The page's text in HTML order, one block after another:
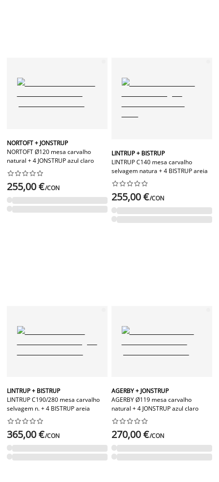
NORTOFT + JONSTRUP
NORTOFT Ø120 mesa carvalho
natural + 4 JONSTRUP azul claro






255,00 €/CON
LINTRUP + BISTRUP
LINTRUP C140 mesa carvalho
selvagem natura + 4 BISTRUP areia






255,00 €/CON
LINTRUP + BISTRUP
LINTRUP C190/280 mesa carvalho
selvagem n. + 4 BISTRUP areia






365,00 €/CON
AGERBY + JONSTRUP
AGERBY Ø119 mesa carvalho
natural + 4 JONSTRUP azul claro






270,00 €/CON